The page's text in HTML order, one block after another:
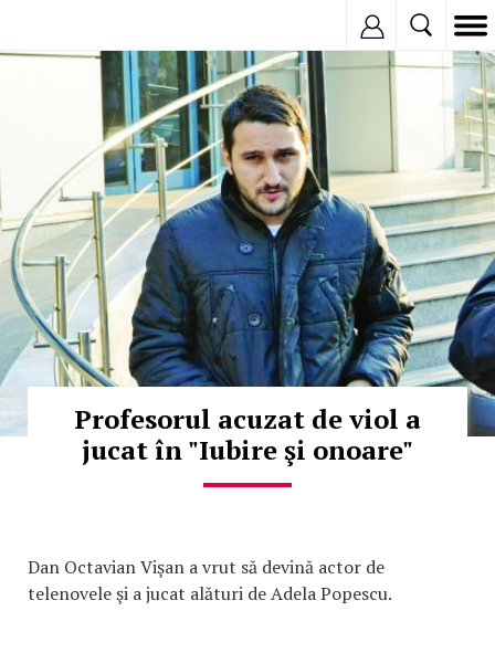
© Copyright:
Profesorul acuzat de viol a
jucat în "Iubire şi onoare"
Dan Octavian Vişan a vrut să devină actor de
telenovele şi a jucat alături de Adela Popescu.